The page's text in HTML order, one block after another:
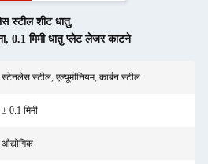
स्टील शीट धातु,
, 0.1 मिमी धातु प्लेट लेजर काटने
स्टेनलेस स्टील, एल्यूमीनियम, कार्बन स्टील
± 0.1 मिमी
औद्योगिक